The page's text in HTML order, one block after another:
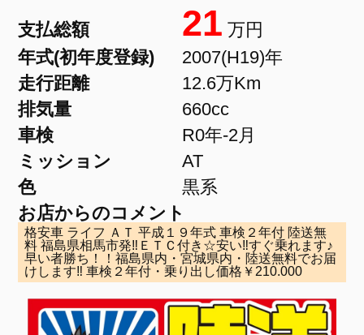
支払総額 21 万円
年式(初年度登録)
2007(H19)年
走行距離
12.6万Km
排気量
660cc
車検
R0年-2月
ミッション
AT
色
黒系
お店からのコメント
格安車 ライフ ＡＴ 平成１９年式 車検２年付 陸送無
料 福島県相馬市発‼ＥＴＣ付き☆安い‼すぐ乗れます♪
早い者勝ち！！福島県内・宮城県内・陸送無料でお届
けします‼ 車検２年付・乗り出し価格￥210.000